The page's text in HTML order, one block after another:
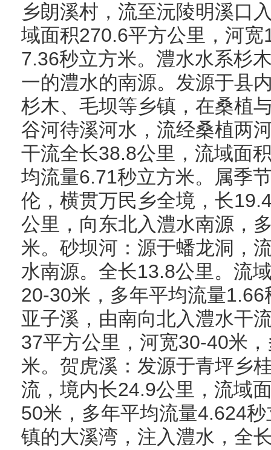
乡朗溪村，流至沅陵明溪口
域面积270.6平方公里，河
7.36秒立方米。澧水水系杉
一的澧水的南源。发源于县
杉木、毛坝等乡镇，在桑植
谷河待溪河水，流经桑植两
干流全长38.8公里，流域面
均流量6.71秒立方米。属季
伦，横贯万民乡全境，长
公里，向东北入澧水南源，
米。砂坝河：源于蟠龙洞，
水南源。全长13.8公里。流
20-30米，多年平均流量
亚子溪，由南向北入澧水干
37平方公里，河宽30-40米
米。贺虎溪：发源于青坪乡
流，境内长24.9公里，流域
50米，多年平均流量4.624
镇的大溪湾，注入澧水，全